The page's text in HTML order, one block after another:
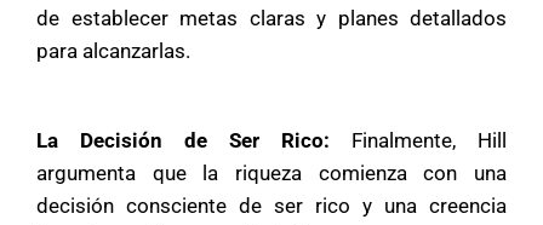
de establecer metas claras y planes detallados
para alcanzarlas.
La Decisión de Ser Rico: Finalmente, Hill
argumenta que la riqueza comienza con una
decisión consciente de ser rico y una creencia